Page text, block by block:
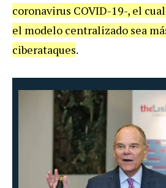
coronavirus COVID-19-, el
el modelo centralizado sea
ciberataques.